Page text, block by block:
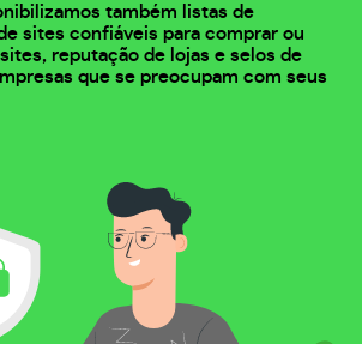
também listas de
sites confiáveis para comprar ou
reputação de lojas e selos de
que se preocupam com seus